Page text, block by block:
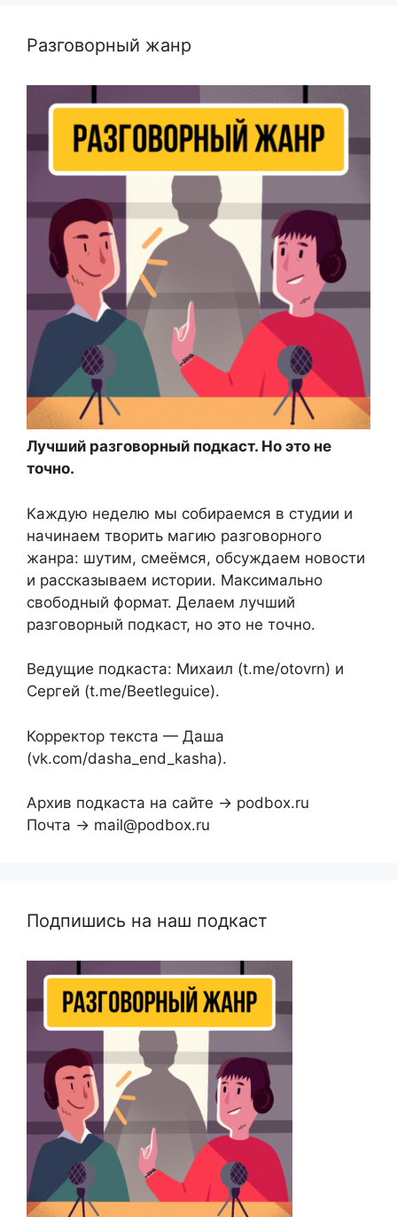
Разговорный жанр
Лучший разговорный подкаст. Но это не
точно.
Каждую неделю мы собираемся в студии и
начинаем творить магию разговорного
жанра: шутим, смеёмся, обсуждаем новости
и рассказываем истории. Максимально
свободный формат. Делаем лучший
разговорный подкаст, но это не точно.
Ведущие подкаста: Михаил (t.me/otovrn) и
Сергей (t.me/Beetleguice).
Корректор текста — Даша
(vk.com/dasha_end_kasha).
Архив подкаста на сайте → podbox.ru
Почта → mail@podbox.ru
Подпишись на наш подкаст